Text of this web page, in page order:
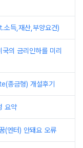
소득,재산,부양요건)
의 금리인하를 미리
종금형) 개설후기
요약
(엔터) 안돼요 오류